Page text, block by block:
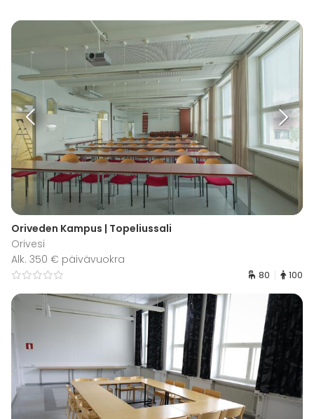
Oriveden Kampus | Topeliussali
Orivesi
Alk. 350 € päivävuokra
80 100